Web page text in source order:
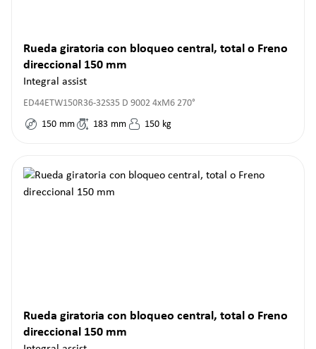
Rueda giratoria con bloqueo central, total o Freno
direccional 150 mm
Integral assist
ED44ETW150R36-32S35 D 9002 4xM6 270°
150 mm 183 mm 150 kg
Rueda giratoria con bloqueo central, total o Freno
direccional 150 mm